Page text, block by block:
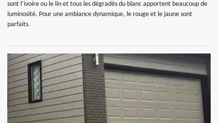
sont l’ivoire ou le lin et tous les dégradés du blanc apportent beaucoup de
luminosité. Pour une ambiance dynamique, le rouge et le jaune sont
parfaits.